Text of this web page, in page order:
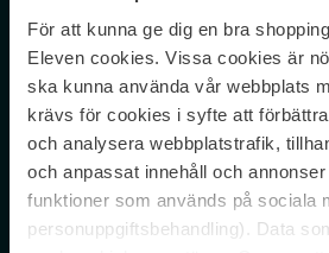
För att kunna ge dig en bra
Eleven cookies. Vissa cookies är
ska kunna använda vår webbplats
krävs för cookies i syfte att
och analysera webbplatstrafik,
och anpassat innehåll och
funktioner som används på sociala
personuppgiftsbehandling). Data
Never miss a beat.
Sign up to our
Genom att prenumerera accepterar du vår